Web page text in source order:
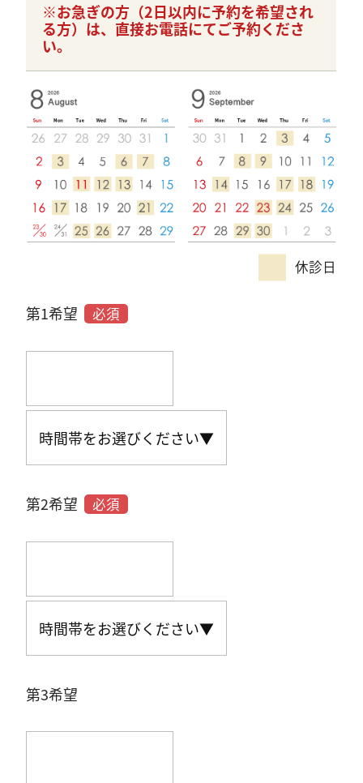
※お急ぎの方（2日以内に予約を希望され
る方）は、直接お電話にてご予約くださ
い。
休診日
第1希望 必須
第2希望 必須
第3希望